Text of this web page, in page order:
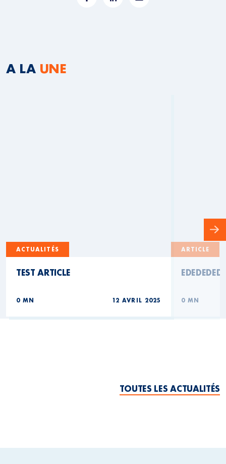
A LA UNE
ACTUALITÉS
TEST ARTICLE
0 MN 12 AVRIL 2025
ARTICLE
EDEDEDED
0 MN
TOUTES LES ACTUALITÉS